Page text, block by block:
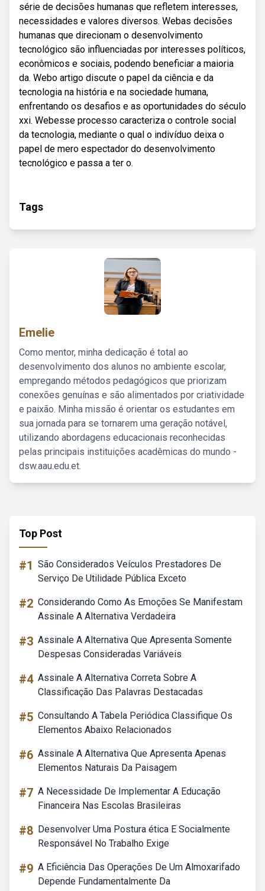
série de decisões humanas que refletem interesses,
necessidades e valores diversos. Webas decisões
humanas que direcionam o desenvolvimento
tecnológico são influenciadas por interesses políticos,
econômicos e sociais, podendo beneficiar a maioria
da. Webo artigo discute o papel da ciência e da
tecnologia na história e na sociedade humana,
enfrentando os desafios e as oportunidades do século
xxi. Webesse processo caracteriza o controle social
da tecnologia, mediante o qual o indivíduo deixa o
papel de mero espectador do desenvolvimento
tecnológico e passa a ter o.
Tags
Emelie
Como mentor, minha dedicação é total ao
desenvolvimento dos alunos no ambiente escolar,
empregando métodos pedagógicos que priorizam
conexões genuínas e são alimentados por criatividade
e paixão. Minha missão é orientar os estudantes em
sua jornada para se tornarem uma geração notável,
utilizando abordagens educacionais reconhecidas
pelas principais instituições acadêmicas do mundo -
dsw.aau.edu.et.
Top Post
#1 São Considerados Veículos Prestadores De
Serviço De Utilidade Pública Exceto
#2 Considerando Como As Emoções Se Manifestam
Assinale A Alternativa Verdadeira
#3 Assinale A Alternativa Que Apresenta Somente
Despesas Consideradas Variáveis
#4 Assinale A Alternativa Correta Sobre A
Classificação Das Palavras Destacadas
#5 Consultando A Tabela Periódica Classifique Os
Elementos Abaixo Relacionados
#6 Assinale A Alternativa Que Apresenta Apenas
Elementos Naturais Da Paisagem
#7 A Necessidade De Implementar A Educação
Financeira Nas Escolas Brasileiras
#8 Desenvolver Uma Postura ética E Socialmente
Responsável No Trabalho Exige
#9 A Eficiência Das Operações De Um Almoxarifado
Depende Fundamentalmente Da